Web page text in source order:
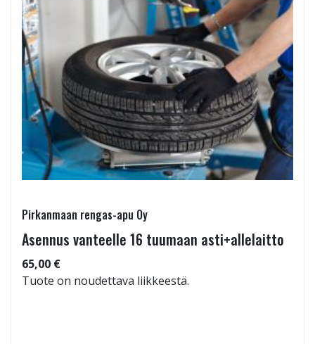
Pirkanmaan rengas-apu Oy
Asennus vanteelle 16 tuumaan asti+allelaitto
65,00 €
Tuote on noudettava liikkeestä.